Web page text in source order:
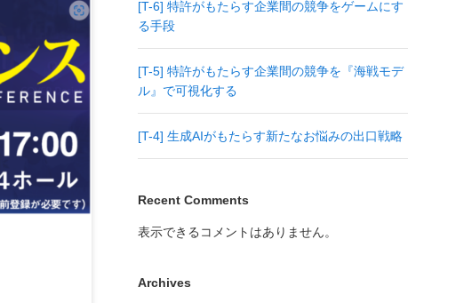
[T-6] 特許がもたらす企業間の競争をゲームにす
る手段
[T-5] 特許がもたらす企業間の競争を『海戦モデ
ル』で可視化する
[T-4] 生成AIがもたらす新たなお悩みの出口戦略
Recent Comments
表示できるコメントはありません。
Archives